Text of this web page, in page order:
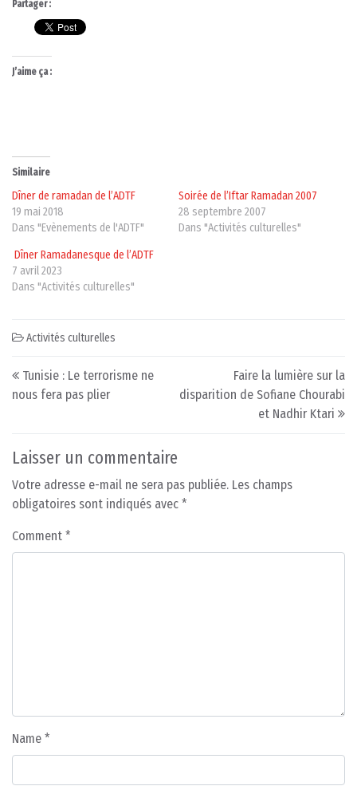
Partager :
J’aime ça :
Similaire
Dîner de ramadan de l’ADTF
19 mai 2018
Dans "Evènements de l'ADTF"
Soirée de l’Iftar Ramadan 2007
28 septembre 2007
Dans "Activités culturelles"
Dîner Ramadanesque de l’ADTF
7 avril 2023
Dans "Activités culturelles"
Activités culturelles
Post navigation
Tunisie : Le terrorisme ne
nous fera pas plier
Faire la lumière sur la
disparition de Sofiane Chourabi
et Nadhir Ktari
Laisser un commentaire
Votre adresse e-mail ne sera pas publiée. Les champs
obligatoires sont indiqués avec *
Comment *
Name *